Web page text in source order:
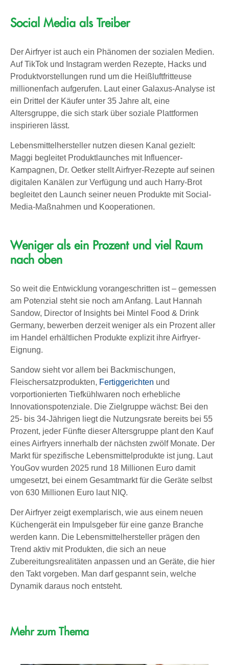
Social Media als Treiber
Der Airfryer ist auch ein Phänomen der sozialen Medien.
Auf TikTok und Instagram werden Rezepte, Hacks und
Produktvorstellungen rund um die Heißluftfritteuse
millionenfach aufgerufen. Laut einer Galaxus-Analyse ist
ein Drittel der Käufer unter 35 Jahre alt, eine
Altersgruppe, die sich stark über soziale Plattformen
inspirieren lässt.
Lebensmittelhersteller nutzen diesen Kanal gezielt:
Maggi begleitet Produktlaunches mit Influencer-
Kampagnen, Dr. Oetker stellt Airfryer-Rezepte auf seinen
digitalen Kanälen zur Verfügung und auch Harry-Brot
begleitet den Launch seiner neuen Produkte mit Social-
Media-Maßnahmen und Kooperationen.
Weniger als ein Prozent und viel Raum
nach oben
So weit die Entwicklung vorangeschritten ist – gemessen
am Potenzial steht sie noch am Anfang. Laut Hannah
Sandow, Director of Insights bei Mintel Food & Drink
Germany, bewerben derzeit weniger als ein Prozent aller
im Handel erhältlichen Produkte explizit ihre Airfryer-
Eignung.
Sandow sieht vor allem bei Backmischungen,
Fleischersatzprodukten, Fertiggerichten und
vorportionierten Tiefkühlwaren noch erhebliche
Innovationspotenziale. Die Zielgruppe wächst: Bei den
25- bis 34-Jährigen liegt die Nutzungsrate bereits bei 55
Prozent, jeder Fünfte dieser Altersgruppe plant den Kauf
eines Airfryers innerhalb der nächsten zwölf Monate. Der
Markt für spezifische Lebensmittelprodukte ist jung. Laut
YouGov wurden 2025 rund 18 Millionen Euro damit
umgesetzt, bei einem Gesamtmarkt für die Geräte selbst
von 630 Millionen Euro laut NIQ.
Der Airfryer zeigt exemplarisch, wie aus einem neuen
Küchengerät ein Impulsgeber für eine ganze Branche
werden kann. Die Lebensmittelhersteller prägen den
Trend aktiv mit Produkten, die sich an neue
Zubereitungsrealitäten anpassen und an Geräte, die hier
den Takt vorgeben. Man darf gespannt sein, welche
Dynamik daraus noch entsteht.
Mehr zum Thema